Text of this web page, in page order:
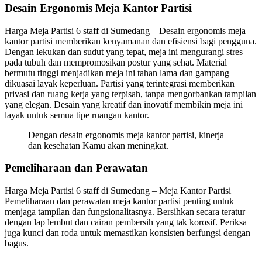
Desain Ergonomis Meja Kantor Partisi
Harga Meja Partisi 6 staff di Sumedang – Desain ergonomis meja
kantor partisi memberikan kenyamanan dan efisiensi bagi pengguna.
Dengan lekukan dan sudut yang tepat, meja ini mengurangi stres
pada tubuh dan mempromosikan postur yang sehat. Material
bermutu tinggi menjadikan meja ini tahan lama dan gampang
dikuasai layak keperluan. Partisi yang terintegrasi memberikan
privasi dan ruang kerja yang terpisah, tanpa mengorbankan tampilan
yang elegan. Desain yang kreatif dan inovatif membikin meja ini
layak untuk semua tipe ruangan kantor.
Dengan desain ergonomis meja kantor partisi, kinerja
dan kesehatan Kamu akan meningkat.
Pemeliharaan dan Perawatan
Harga Meja Partisi 6 staff di Sumedang – Meja Kantor Partisi
Pemeliharaan dan perawatan meja kantor partisi penting untuk
menjaga tampilan dan fungsionalitasnya. Bersihkan secara teratur
dengan lap lembut dan cairan pembersih yang tak korosif. Periksa
juga kunci dan roda untuk memastikan konsisten berfungsi dengan
bagus.